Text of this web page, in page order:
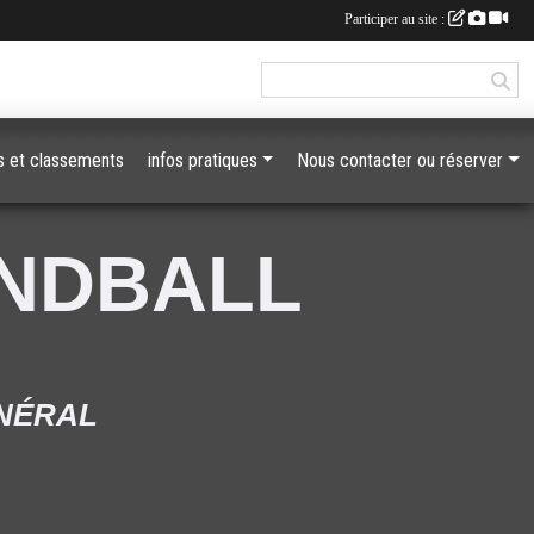
et classements infos pratiques Nous contacter ou réserver
Participer au site :